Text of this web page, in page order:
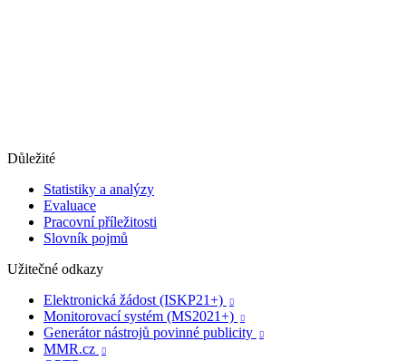
Důležité
Statistiky a analýzy
Evaluace
Pracovní příležitosti
Slovník pojmů
Užitečné odkazy
Elektronická žádost (ISKP21+)

Monitorovací systém (MS2021+) 
Generátor nástrojů povinné publicity 
MMR.cz 